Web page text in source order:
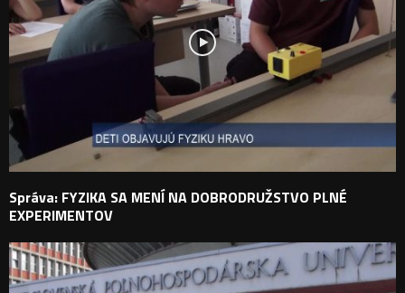
Správa: FYZIKA SA MENÍ NA DOBRODRUŽSTVO PLNÉ
EXPERIMENTOV